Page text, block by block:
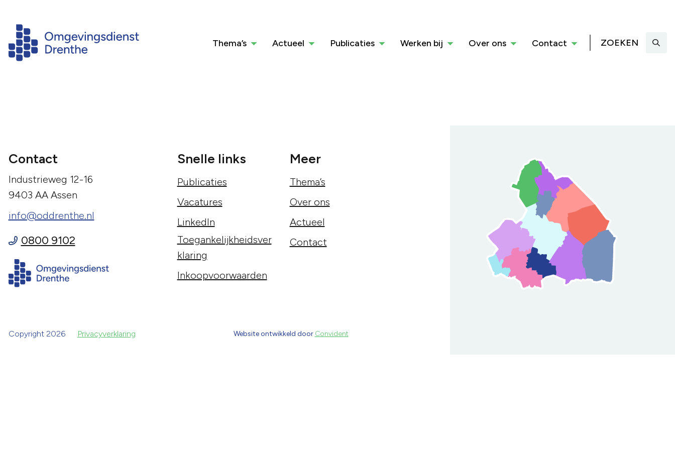
Thema’s Actueel Publicaties Werken bij Over ons Contact ZOEKEN
Contact
Industrieweg 12-16
9403 AA Assen
info@oddrenthe.nl
0800 9102
Snelle links
Publicaties
Vacatures
LinkedIn
Toegankelijkheidsver
klaring
Inkoopvoorwaarden
Meer
Thema’s
Over ons
Actueel
Contact
Copyright 2026 Privacyverklaring Website ontwikkeld door Convident